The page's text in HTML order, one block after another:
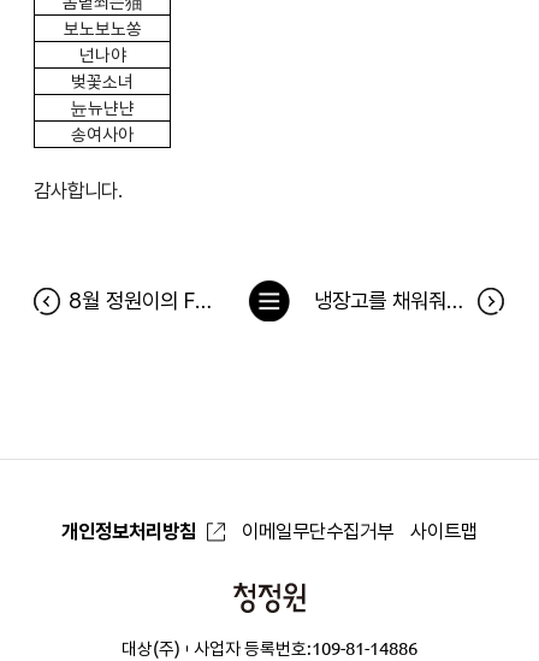
보노보노쏭
넌나야
벚꽃소녀
뉸뉴냔냔
송여사아
감사합니다.
8월 정원이의 FoodBox 당첨자 냉장고를 채워줘 133차 당첨자(7월 22일~7월 28일) 및 7월 베스트 후기 당첨자
목
개인정보처리방침 이메일무단수집거부 사이트맵
청
대상(주) 사업자 등록번호:109-81-14886